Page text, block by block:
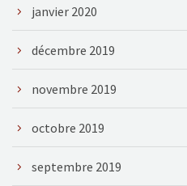
janvier 2020
décembre 2019
novembre 2019
octobre 2019
septembre 2019